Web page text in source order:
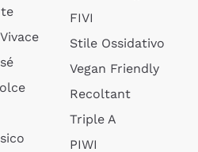
FIVI
Stile Ossidativo
Vegan Friendly
Recoltant
Triple A
PIWI